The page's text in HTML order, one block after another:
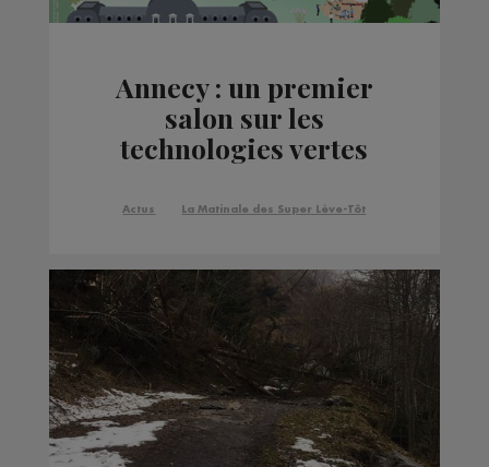
Annecy : un premier
salon sur les
technologies vertes
Actus La Matinale des Super Lève-Tôt